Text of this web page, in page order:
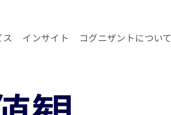
ス インサイト コグニザントについて